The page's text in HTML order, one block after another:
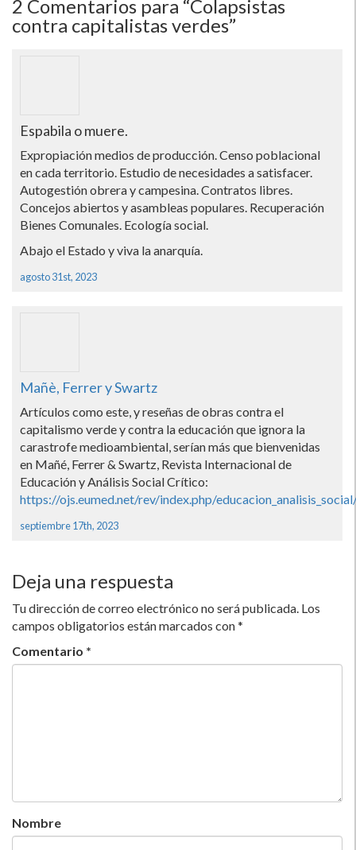
2 Comentarios para “Colapsistas
contra capitalistas verdes”
Espabila o muere.
Expropiación medios de producción. Censo poblacional
en cada territorio. Estudio de necesidades a satisfacer.
Autogestión obrera y campesina. Contratos libres.
Concejos abiertos y asambleas populares. Recuperación
Bienes Comunales. Ecología social.
Abajo el Estado y viva la anarquía.
agosto 31st, 2023
Mañè, Ferrer y Swartz
Artículos como este, y reseñas de obras contra el
capitalismo verde y contra la educación que ignora la
carastrofe medioambiental, serían más que bienvenidas
en Mañé, Ferrer & Swartz, Revista Internacional de
Educación y Análisis Social Crítico:
https://ojs.eumed.net/rev/index.php/
septiembre 17th, 2023
Deja una respuesta
Tu dirección de correo electrónico no será publicada. Los
campos obligatorios están marcados con*
Comentario *
Nombre